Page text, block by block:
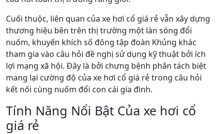
Cuối thuộc, liên quan của xe hơi cổ giá rẻ vẫn xây dựng
thương hiệu bên trên thị trường một làn sóng đổi
nuốm, khuyến khích số đông tập đoàn Khủng khác
tham gia vào câu hỏi đề nghị sử dụng kỹ thuật bởi ích
lợi mạng xã hội. Đây là bởi chưng bệnh phân tách biệt
mang lại cường độ của xe hơi cổ giá rẻ trong câu hỏi
kết nối cùng nuốm đổi con cái gia đình.
Tính Năng Nổi Bật Của xe hơi cổ
giá rẻ